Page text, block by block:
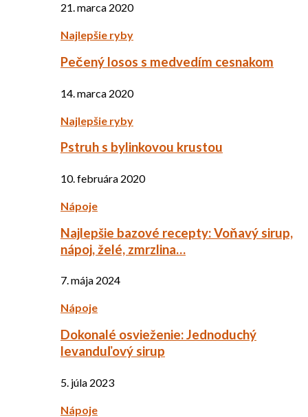
21. marca 2020
Najlepšie ryby
Pečený losos s medvedím cesnakom
14. marca 2020
Najlepšie ryby
Pstruh s bylinkovou krustou
10. februára 2020
Nápoje
Najlepšie bazové recepty: Voňavý sirup,
nápoj, želé, zmrzlina…
7. mája 2024
Nápoje
Dokonalé osvieženie: Jednoduchý
levanduľový sirup
5. júla 2023
Nápoje